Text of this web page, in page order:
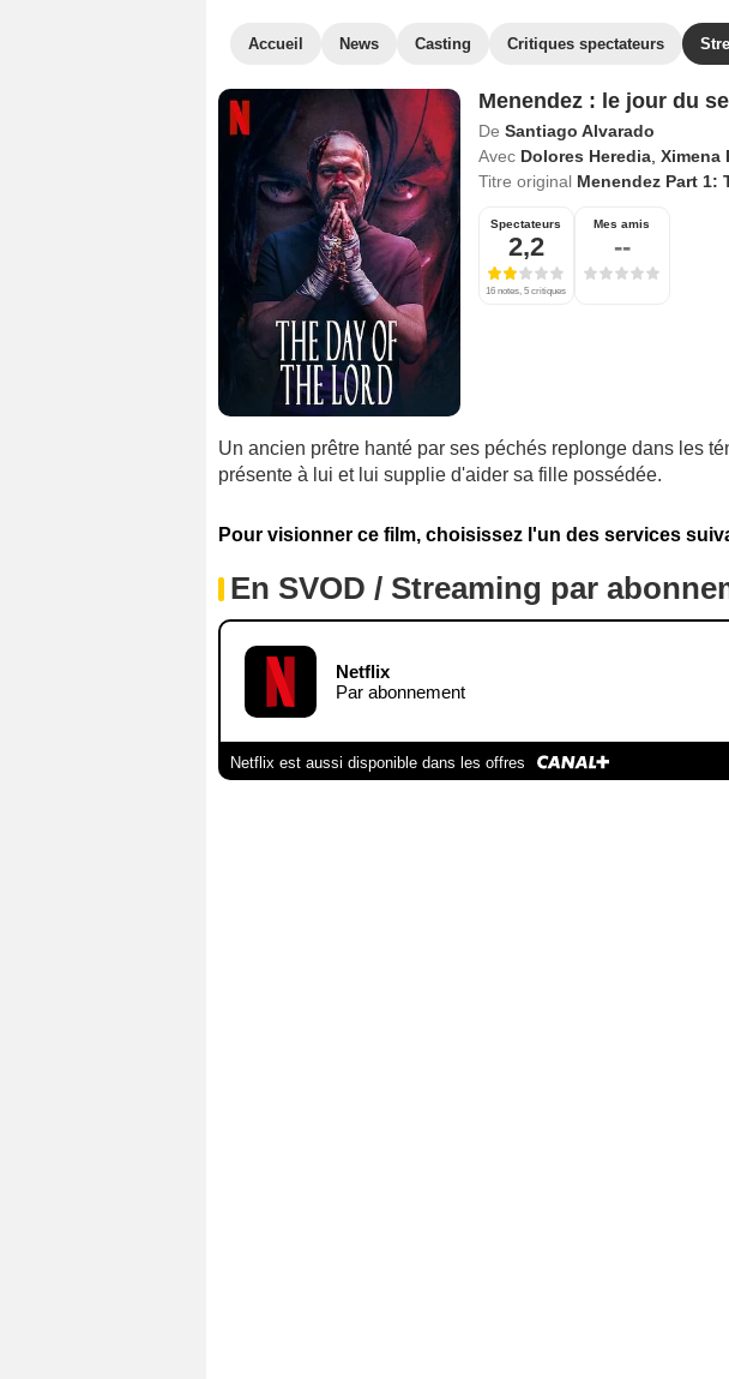
Accueil News Casting Critiques spectateurs
Menendez : le jour du
De Santiago Alvarado
Avec Dolores Heredia, Ximena
Titre original Menendez Part 1:
Spectateurs
2,2
16 notes, 5 critiques
Mes amis
--
Un ancien prêtre hanté par ses péchés replonge dans les
présente à lui et lui supplie d'aider sa fille possédée.
Pour visionner ce film, choisissez l'un des services
En SVOD / Streaming par
Netflix
Par abonnement
Netflix est aussi disponible dans les offres